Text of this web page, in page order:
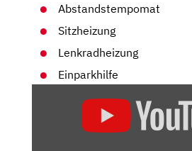
Abstandstempomat
Sitzheizung
Lenkradheizung
Einparkhilfe